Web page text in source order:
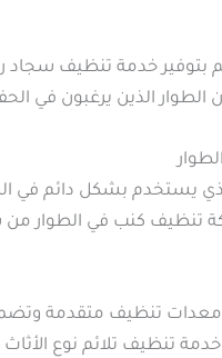
بتوفير خدمة تنظيف سجاد
الطوار الذين يرغبون في
يستخدم بشكل دائم في
تنظيف كنب في الطوار
تنظيف متقدمة وتضمن
تنظيف تلائم نوع